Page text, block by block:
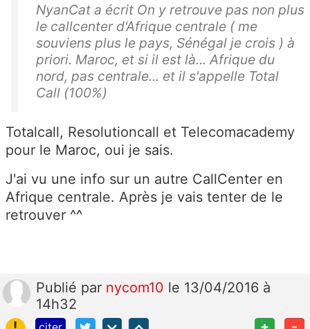
NyanCat a écrit On y retrouve pas non plus
le callcenter d'Afrique centrale ( me
souviens plus le pays, Sénégal je crois ) à
priori. Maroc, et si il est là... Afrique du
nord, pas centrale... et il s'appelle Total
Call (100%)
Totalcall, Resolutioncall et Telecomacademy
pour le Maroc, oui je sais.
J'ai vu une info sur un autre CallCenter en
Afrique centrale. Après je vais tenter de le
retrouver ^^
Publié par nycom10 le 13/04/2016 à
14h32